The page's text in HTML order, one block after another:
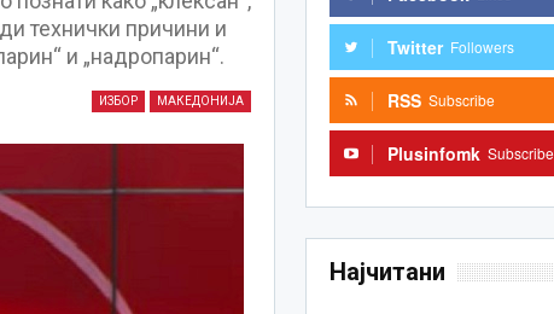
технички причини и
и „надропарин“.
ИЗБОР МАКЕДОНИЈА
Twitter Followers
RSS Subscribe
Plusinfomk Subscribe
Најчитани